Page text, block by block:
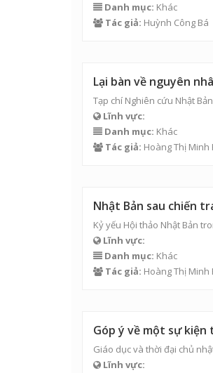
Danh mục: Khác
Tác giả: Huỳnh Công Bá
Lại bàn về nguyên
Tạp chí Nghiên cứu Nhật
Lĩnh vực:
Danh mục: Khác
Tác giả: Hoàng Thị Minh
Nhật Bản sau chiến
Kỷ yếu Hội thảo Nhật Bản
Lĩnh vực:
Danh mục: Khác
Tác giả: Hoàng Thị Minh
Góp ý về một sự kiện
Giáo dục và thời đại chủ
Lĩnh vực: